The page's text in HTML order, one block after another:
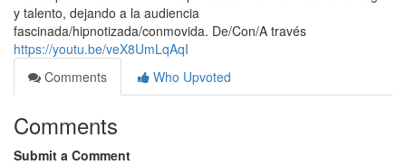
y talento, dejando a la audiencia
fascinada/hipnotizada/conmovida. De/Con/A través
https://youtu.be/veX8UmLqAqI
Comments
Who Upvoted
Comments
Submit a Comment